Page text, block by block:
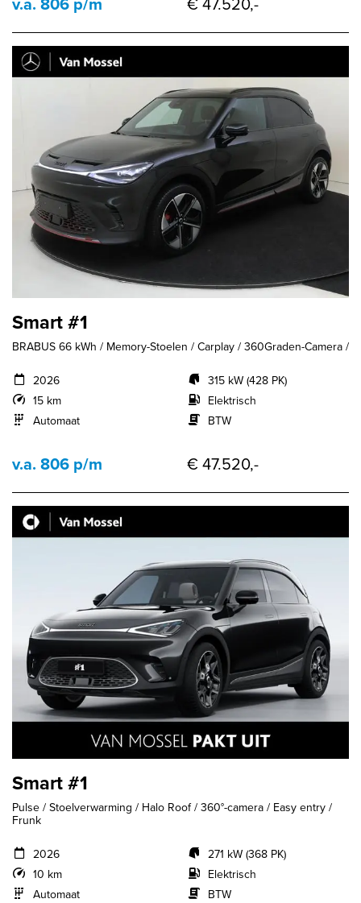
Smart #1
BRABUS 66 kWh / Memory-Stoelen / Carplay / 360Graden-Camera /
2026
15 km
Automaat
315 kW (428 PK)
Elektrisch
BTW
v.a. 806 p/m € 47.520,-
Smart #1
Pulse / Stoelverwarming / Halo Roof / 360°-camera / Easy entry /
Frunk
2026
10 km
Automaat
271 kW (368 PK)
Elektrisch
BTW